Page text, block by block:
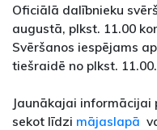
Oficiālā dalībnieku
augustā, plkst. 11.00
Svēršanos iespējams
tiešraidē no plkst. 11.00.
Jaunākajai informācijai
sekot līdzi mājaslapā